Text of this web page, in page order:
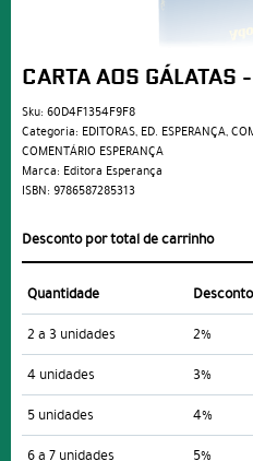
CARTA AOS GÁLATAS
Sku: 60D4F1354F9F8
Categoria: EDITORAS, ED. ESPERANÇA,
COMENTÁRIO ESPERANÇA
Marca: Editora Esperança
ISBN: 9786587285313
Desconto por total de carrinho
Quantidade Desconto
2 a 3 unidades
2%
4 unidades
3%
5 unidades
4%
6 a 7 unidades
5%